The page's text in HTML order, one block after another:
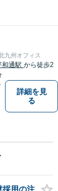
九州オフィス
和通駅から徒歩2
詳細を見
る
採用の注